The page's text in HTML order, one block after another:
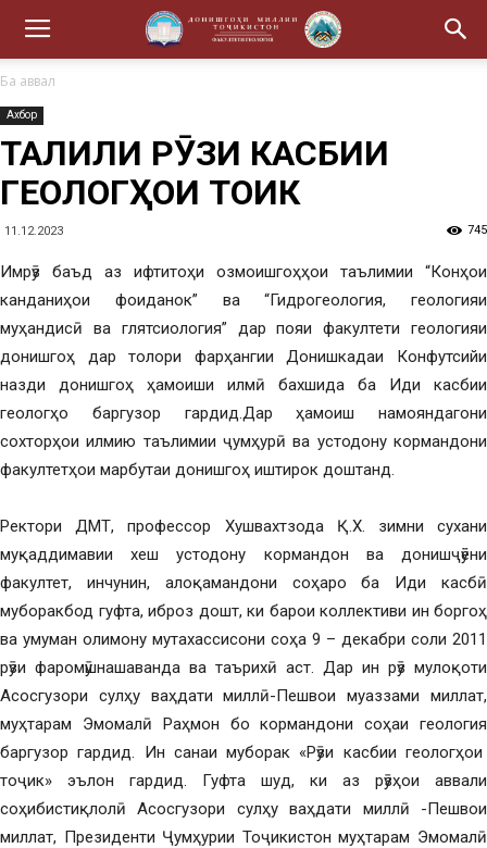
Ба аввал
Ахбор
ТАҶЛИЛИ РӮЗИ КАСБИИ
ГЕОЛОГҲОИ ТОҶИК
11.12.2023 745
Имрӯз баъд аз ифтитоҳи озмоишгоҳҳои таълимии “Конҳои
канданиҳои фоиданок” ва “Гидрогеология, геологияи
муҳандисӣ ва глятсиология” дар пояи факултети геологияи
донишгоҳ дар толори фарҳангии Донишкадаи Конфутсийи
назди донишгоҳ ҳамоиши илмӣ бахшида ба Иди касбии
геологҳо баргузор гардид.Дар ҳамоиш намояндагони
сохторҳои илмию таълимии ҷумҳурӣ ва устодону кормандони
факултетҳои марбутаи донишгоҳ иштирок доштанд.
Ректори ДМТ, профессор Хушвахтзода Қ.Х. зимни сухани
муқаддимавии хеш устодону кормандон ва донишҷӯёни
факултет, инчунин, алоқамандони соҳаро ба Иди касбӣ
муборакбод гуфта, иброз дошт, ки барои коллективи ин боргоҳ
ва умуман олимону мутахассисони соҳа 9 – декабри соли 2011
рӯзи фаромӯшнашаванда ва таърихӣ аст. Дар ин рӯз мулоқоти
Асосгузори сулҳу ваҳдати миллӣ-Пешвои муаззами миллат,
муҳтарам Эмомалӣ Раҳмон бо кормандони соҳаи геология
баргузор гардид. Ин санаи муборак «Рӯзи касбии геологҳои
тоҷик» эълон гардид. Гуфта шуд, ки аз рӯзҳои аввали
соҳибистиқлолӣ Асосгузори сулҳу ваҳдати миллӣ -Пешвои
миллат, Президенти Ҷумҳурии Тоҷикистон муҳтарам Эмомалӣ